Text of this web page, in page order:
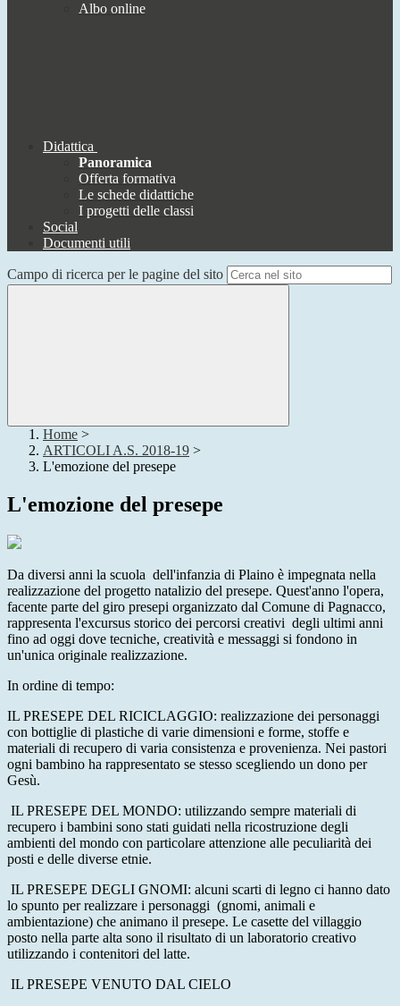
Albo online
Didattica
Panoramica
Offerta formativa
Le schede didattiche
I progetti delle classi
Social
Documenti utili
Campo di ricerca per le pagine del sito
Home >
ARTICOLI A.S. 2018-19 >
L'emozione del presepe
L'emozione del presepe
Da diversi anni la scuola dell'infanzia di Plaino è impegnata nella
realizzazione del progetto natalizio del presepe. Quest'anno l'opera,
facente parte del giro presepi organizzato dal Comune di Pagnacco,
rappresenta l'excursus storico dei percorsi creativi degli ultimi anni
fino ad oggi dove tecniche, creatività e messaggi si fondono in
un'unica originale realizzazione.
In ordine di tempo:
IL PRESEPE DEL RICICLAGGIO: realizzazione dei personaggi
con bottiglie di plastiche di varie dimensioni e forme, stoffe e
materiali di recupero di varia consistenza e provenienza. Nei pastori
ogni bambino ha rappresentato se stesso scegliendo un dono per
Gesù.
IL PRESEPE DEL MONDO: utilizzando sempre materiali di
recupero i bambini sono stati guidati nella ricostruzione degli
ambienti del mondo con particolare attenzione alle peculiarità dei
posti e delle diverse etnie.
IL PRESEPE DEGLI GNOMI: alcuni scarti di legno ci hanno dato
lo spunto per realizzare i personaggi (gnomi, animali e
ambientazione) che animano il presepe. Le casette del villaggio
posto nella parte alta sono il risultato di un laboratorio creativo
utilizzando i contenitori del latte.
IL PRESEPE VENUTO DAL CIELO